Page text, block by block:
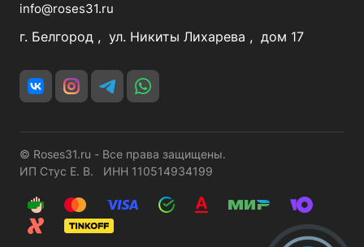
info@roses31.ru
г. Белгород , ул. Никиты Лихарева , дом 17
© Roses31.ru - Все права защищены.
ИП Стус Е. В. ИНН 110514934199